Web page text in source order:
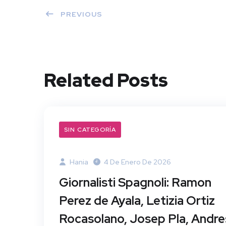
PREVIOUS
Related Posts
SIN CATEGORÍA
Hania 4 De Enero De 2026
Giornalisti Spagnoli: Ramon
Perez de Ayala, Letizia Ortiz
Rocasolano, Josep Pla,